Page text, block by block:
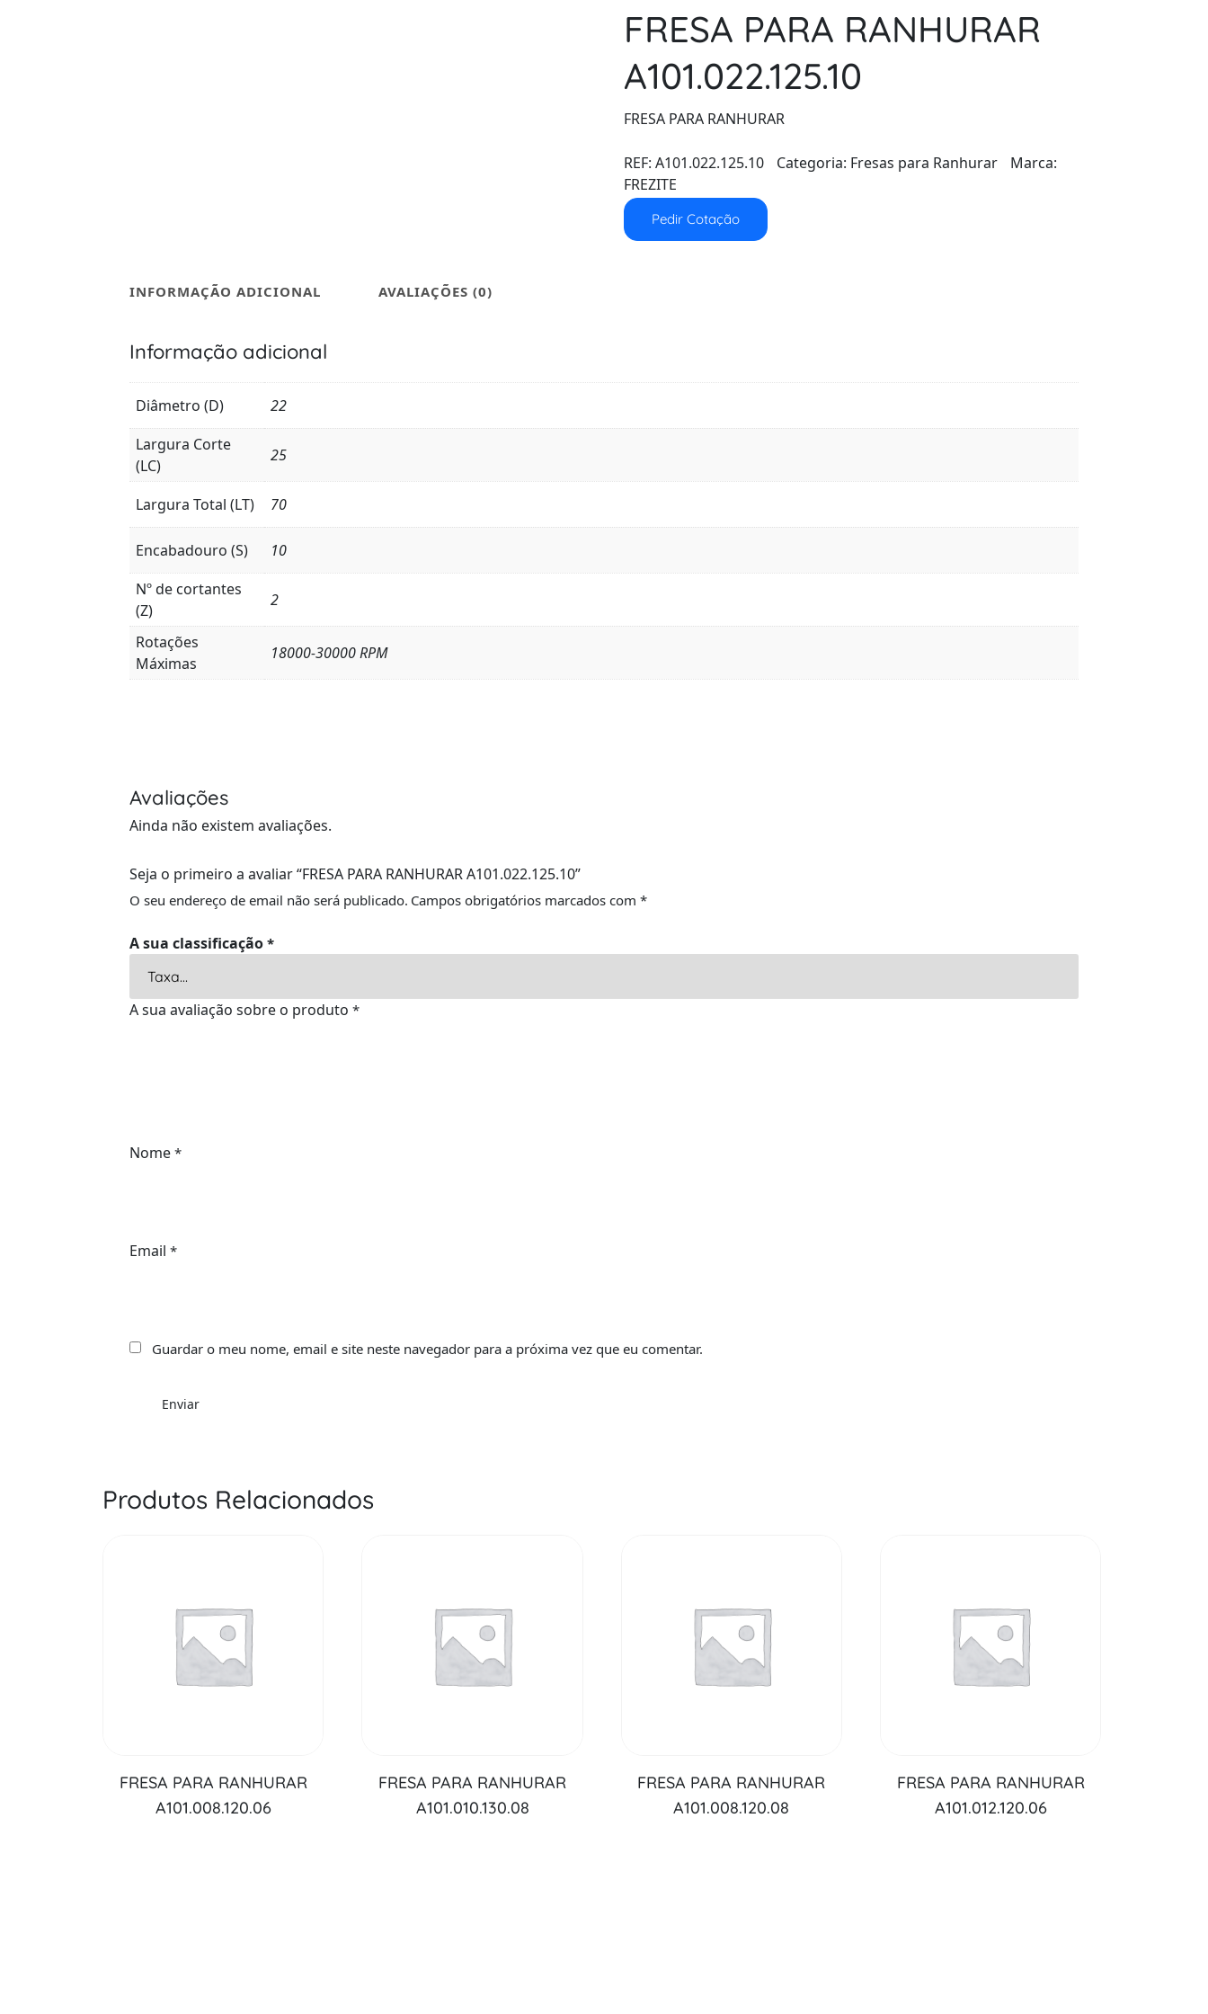
FRESA PARA RANHURAR
A101.022.125.10
FRESA PARA RANHURAR
REF:A101.022.125.10 Categoria: Fresas para Ranhurar
Marca:
FREZITE
Pedir Cotação
INFORMAÇÃO ADICIONAL AVALIAÇÕES (0)
Informação adicional
Diâmetro (D)
22
Largura Corte
(LC)
25
Largura Total (LT) 70
Encabadouro (S)
10
Nº de cortantes
(Z)
2
Rotações
Máximas
18000-30000 RPM
Avaliações
Ainda não existem avaliações.
Seja o primeiro a avaliar “FRESA PARA RANHURAR A101.022.125.10”
O seu endereço de email não será publicado. Campos obrigatórios marcados com *
A sua classificação *
A sua avaliação sobre o produto *
Nome *
Email *
Guardar o meu nome, email e site neste navegador para a próxima vez que eu comentar.
Produtos Relacionados
FRESA PARA RANHURAR
A101.008.120.06
FRESA PARA RANHURAR
A101.010.130.08
FRESA PARA RANHURAR
A101.008.120.08
FRESA PARA RANHURAR
A101.012.120.06